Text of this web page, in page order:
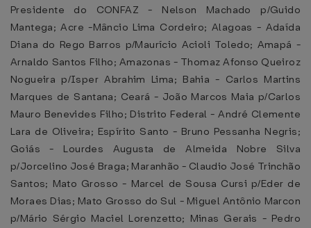
Presidente do CONFAZ - Nelson Machado p/Guido
Mantega; Acre -Mâncio Lima Cordeiro; Alagoas - Adaída
Diana do Rego Barros p/Maurício Acioli Toledo; Amapá -
Arnaldo Santos Filho; Amazonas - Thomaz Afonso Queiroz
Nogueira p/Isper Abrahim Lima; Bahia - Carlos Martins
Marques de Santana; Ceará - João Marcos Maia p/Carlos
Mauro Benevides Filho; Distrito Federal - André Clemente
Lara de Oliveira; Espírito Santo - Bruno Pessanha Negris;
Goiás - Lourdes Augusta de Almeida Nobre Silva
p/Jorcelino José Braga; Maranhão - Claudio José Trinchão
Santos; Mato Grosso - Marcel de Sousa Cursi p/Eder de
Moraes Dias; Mato Grosso do Sul - Miguel Antônio Marcon
p/Mário Sérgio Maciel Lorenzetto; Minas Gerais - Pedro